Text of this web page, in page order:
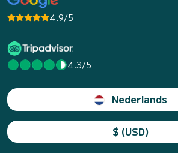
4.9/5
4.3/5
Nederlands
$ (USD)